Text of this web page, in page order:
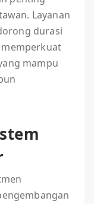
Layanan
durasi
mampu